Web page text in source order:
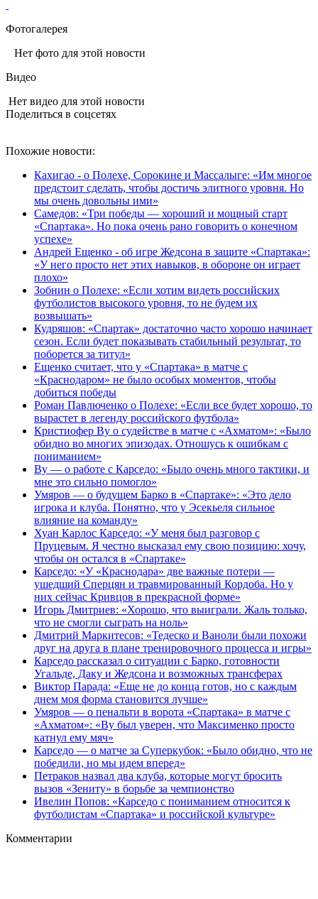
Фотогалерея
Нет фото для этой новости
Видео
Нет видео для этой новости
Поделиться в соцсетях
Похожие новости:
Кахигао - о Полехе, Сорокине и Массалыге: «Им многое
предстоит сделать, чтобы достичь элитного уровня. Но
мы очень довольны ими»
Самедов: «Три победы — хороший и мощный старт
«Спартака». Но пока очень рано говорить о конечном
успехе»
Андрей Ещенко - об игре Жедсона в защите «Спартака»:
«У него просто нет этих навыков, в обороне он играет
плохо»
Зобнин о Полехе: «Если хотим видеть российских
футболистов высокого уровня, то не будем их
возвышать»
Кудряшов: «Спартак» достаточно часто хорошо начинает
сезон. Если будет показывать стабильный результат, то
поборется за титул»
Ещенко считает, что у «Спартака» в матче с
«Краснодаром» не было особых моментов, чтобы
добиться победы
Роман Павлюченко о Полехе: «Если все будет хорошо, то
вырастет в легенду российского футбола»
Кристиофер Ву о судействе в матче с «Ахматом»: «Было
обидно во многих эпизодах. Отношусь к ошибкам с
пониманием»
Ву — о работе с Карседо: «Было очень много тактики, и
мне это сильно помогло»
Умяров — о будущем Барко в «Спартаке»: «Это дело
игрока и клуба. Понятно, что у Эсекьеля сильное
влияние на команду»
Хуан Карлос Карседо: «У меня был разговор с
Пруцевым. Я честно высказал ему свою позицию: хочу,
чтобы он остался в «Спартаке»
Карседо: «У «Краснодара» две важные потери —
ушедший Сперцян и травмированный Кордоба. Но у
них сейчас Кривцов в прекрасной форме»
Игорь Дмитриев: «Хорошо, что выиграли. Жаль только,
что не смогли сыграть на ноль»
Дмитрий Маркитесов: «Тедеско и Ваноли были похожи
друг на друга в плане тренировочного процесса и игры»
Карседо рассказал о ситуации с Барко, готовности
Угальде, Даку и Жедсона и возможных трансферах
Виктор Парада: «Еще не до конца готов, но с каждым
днем моя форма становится лучше»
Умяров — о пенальти в ворота «Спартака» в матче с
«Ахматом»: «Ву был уверен, что Максименко просто
катнул ему мяч»
Карседо — о матче за Суперкубок: «Было обидно, что не
победили, но мы идем вперед»
Петраков назвал два клуба, которые могут бросить
вызов «Зениту» в борьбе за чемпионство
Ивелин Попов: «Карседо с пониманием относится к
футболистам «Спартака» и российской культуре»
Комментарии